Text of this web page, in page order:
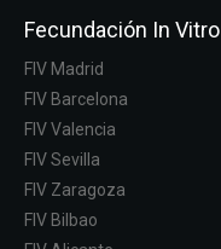
Fecundación In Vitro
FIV Madrid
FIV Barcelona
FIV Valencia
FIV Sevilla
FIV Zaragoza
FIV Bilbao